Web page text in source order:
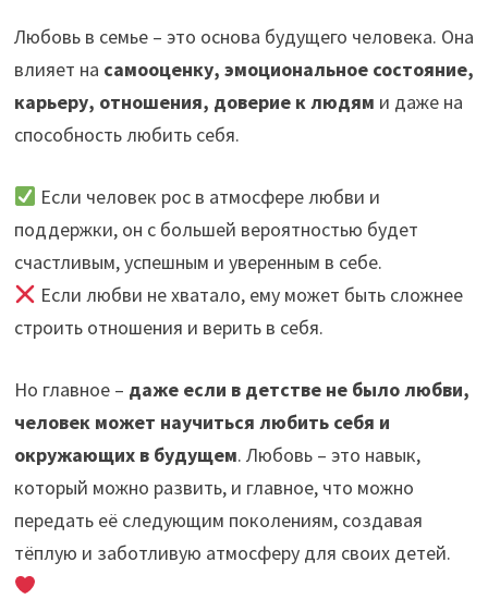
Любовь в семье – это основа будущего человека. Она
влияет на самооценку, эмоциональное состояние,
карьеру, отношения, доверие к людям и даже на
способность любить себя.
Если человек рос в атмосфере любви и
поддержки, он с большей вероятностью будет
счастливым, успешным и уверенным в себе.
Если любви не хватало, ему может быть сложнее
строить отношения и верить в себя.
Но главное – даже если в детстве не было любви,
человек может научиться любить себя и
окружающих в будущем. Любовь – это навык,
который можно развить, и главное, что можно
передать её следующим поколениям, создавая
тёплую и заботливую атмосферу для своих детей.